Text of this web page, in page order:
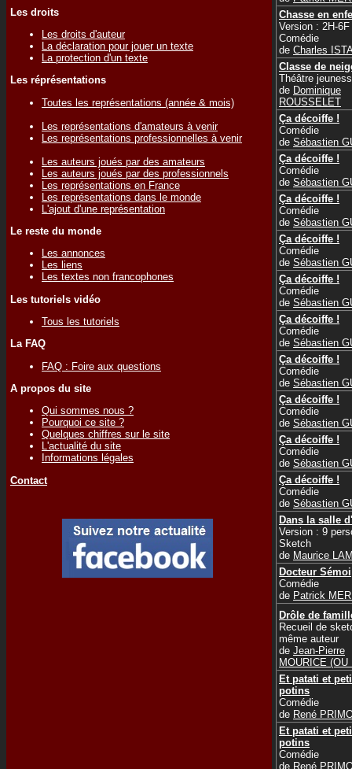
Les droits
Les droits d'auteur
La déclaration pour jouer un texte
La protection d'un texte
Les réprésentations
Toutes les représentations (année & mois)
Les représentations d'amateurs à venir
Les représentations professionnelles à venir
Les auteurs joués par des amateurs
Les auteurs joués par des professionnels
Les représentations en France
Les représentations dans le monde
L'ajout d'une représentation
Le reste du monde
Les annonces
Les liens
Les textes non francophones
Les tutoriels vidéo
Tous les tutoriels
La FAQ
FAQ : Foire aux questions
A propos du site
Qui sommes nous ?
Pourquoi ce site ?
Quelques chiffres sur le site
L'actualité du site
Informations légales
Contact
Chasse en
Version : 2H-
Comédie
de Charles
Classe de
Théâtre
de Dominique
ROUSSELET
Ça décoiffe !
Comédie
de Sébastien
Ça décoiffe !
Comédie
de Sébastien
Ça décoiffe !
Comédie
de Sébastien
Ça décoiffe !
Comédie
de Sébastien
Ça décoiffe !
Comédie
de Sébastien
Ça décoiffe !
Comédie
de Sébastien
Ça décoiffe !
Comédie
de Sébastien
Ça décoiffe !
Comédie
de Sébastien
Ça décoiffe !
Comédie
de Sébastien
Ça décoiffe !
Comédie
de Sébastien
Dans la salle
Version : 9
Sketch
de Maurice
Docteur Sémoi
Comédie
de Patrick
Drôle de
Recueil de
même auteur
de Jean-Pierre
MOURICE (OU
Et patati et
potins
Comédie
de René
Et patati et
potins
Comédie
de René